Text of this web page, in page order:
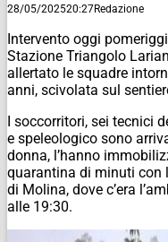
28/05/202520:27Redazione
Intervento oggi
Stazione Triangolo
allertato le squadre
anni, scivolata sul
I soccorritori, sei tecnici
e speleologico sono
donna, l’hanno
quarantina di minuti con
di Molina, dove c’era
alle 19:30.